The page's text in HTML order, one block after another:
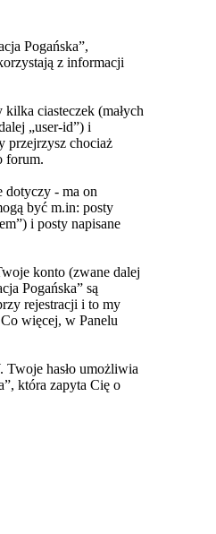
Pogańska”,
z informacji
ciasteczek (małych
„user-id”) i
przejrzysz chociaż
forum.
dotyczy - ma on
być m.in: posty
i posty napisane
konto (zwane dalej
Pogańska” są
rejestracji i to my
więcej, w Panelu
Twoje hasło umożliwia
która zapyta Cię o